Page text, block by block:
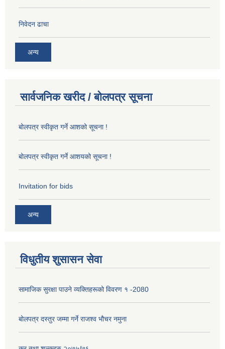
निवेदन ढाचा
अन्य
सार्वजनिक खरीद / बोलपत्र सूचना
बोलपत्र स्वीकृत गर्ने आशको सूचना !
बोलपत्र स्वीकृत गर्ने आशयको सूचना !
Invitation for bids
अन्य
विधुतीय शुसासन सेवा
सामाजिक सुरक्षा पाउने व्यक्तिहरूको विवरण १ -2080
बोलपत्र दस्तुर जम्मा गर्ने राजश्व भौचर नमुना